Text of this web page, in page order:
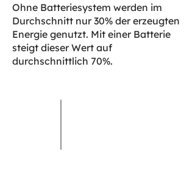
Ohne Batteriesystem werden im
Durchschnitt nur 30% der erzeugten
Energie genutzt. Mit einer Batterie
steigt dieser Wert auf
durchschnittlich 70%.